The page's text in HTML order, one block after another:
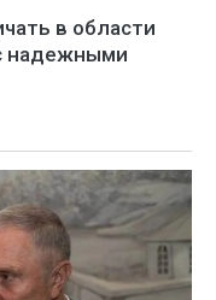
в области
надежными